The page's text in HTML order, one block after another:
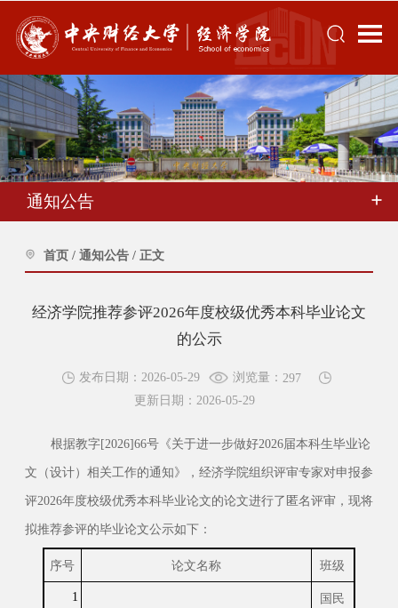
通知公告
首页 / 通知公告 / 正文
经济学院推荐参评2026年度校级优秀本科毕业论文
的公示
发布日期：2026-05-29 浏览量： 297
更新日期：2026-05-29
根据教字[2026]66号《关于进一步做好2026届本科生毕业论
文（设计）相关工作的通知》，经济学院组织评审专家对申报参
评2026年度校级优秀本科毕业论文的论文进行了匿名评审，现将
拟推荐参评的毕业论文公示如下：
序号 论文名称 班级
1
国民